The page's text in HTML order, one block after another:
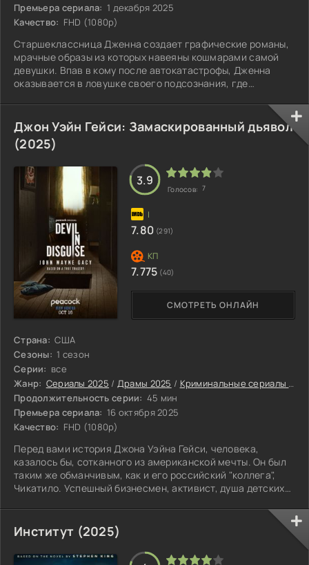
Премьера сериала: 1 декабря 2025
Качество: FHD (1080p)
Старшеклассница Дженна создает графические романы,
мрачные образы из которых навеяны кошмарами самой
девушки. Впав в кому после автокатастрофы, Дженна
оказывается в ловушке своего подсознания, где
Джон Уэйн Гейси: Замаскированный дьявол
(2025)
Страна: США
Сезоны: 1 сезон
Серии: все
Жанр: Сериалы 2025 / Драмы 2025 / Криминальные сериалы 2025
Продолжительность серии: 45 мин
Премьера сериала: 16 октября 2025
Качество: FHD (1080p)
Перед вами история Джона Уэйна Гейси, человека,
казалось бы, сотканного из американской мечты. Он был
таким же обманчивым, как и его российский "коллега",
Чикатило. Успешный бизнесмен, активист, душа детских
соседи.
СМОТРЕТЬ ОНЛАЙН
3.9
Голосов: 7
7.80 (291)
7.775 (40)
Институт (2025)